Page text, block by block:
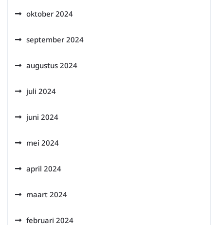
oktober 2024
september 2024
augustus 2024
juli 2024
juni 2024
mei 2024
april 2024
maart 2024
februari 2024